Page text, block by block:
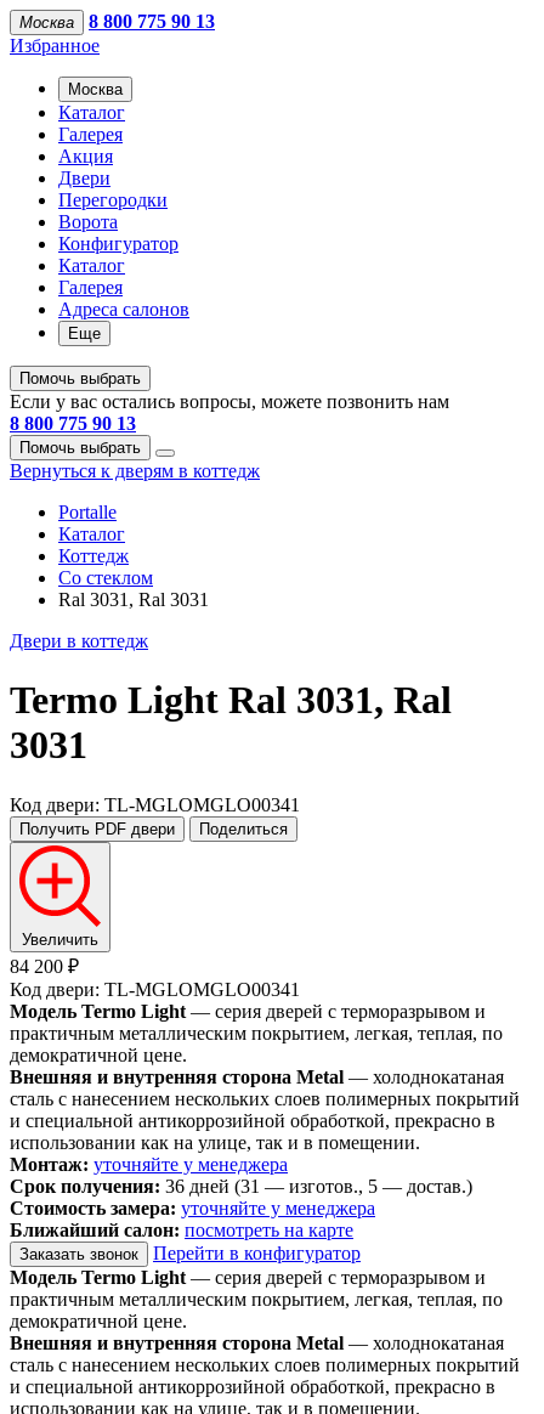
Москва
8 800 775 90 13
Избранное
Москва
Каталог
Галерея
Акция
Двери
Перегородки
Ворота
Конфигуратор
Каталог
Галерея
Адреса салонов
Еще
Помочь выбрать
Если у вас остались вопросы, можете позвонить нам
8 800 775 90 13
Помочь выбрать
Вернуться к дверям в коттедж
Portalle
Каталог
Коттедж
Со стеклом
Ral 3031, Ral 3031
Двери в коттедж
Termo Light Ral 3031, Ral
3031
Код двери: TL-MGLOMGLO00341
Получить PDF двери Поделиться
Увеличить
84 200 ₽
Код двери: TL-MGLOMGLO00341
Модель Termo Light — серия дверей с терморазрывом и
практичным металлическим покрытием, легкая, теплая, по
демократичной цене.
Внешняя и внутренняя сторона Metal — холоднокатаная
сталь с нанесением нескольких слоев полимерных покрытий
и специальной антикоррозийной обработкой, прекрасно в
использовании как на улице, так и в помещении.
Монтаж: уточняйте у менеджера
Срок получения: 36 дней (31 — изготов., 5 — достав.)
Стоимость замера: уточняйте у менеджера
Ближайший салон: посмотреть на карте
Заказать звонок
Перейти в конфигуратор
Модель Termo Light — серия дверей с терморазрывом и
практичным металлическим покрытием, легкая, теплая, по
демократичной цене.
Внешняя и внутренняя сторона Metal — холоднокатаная
сталь с нанесением нескольких слоев полимерных покрытий
и специальной антикоррозийной обработкой, прекрасно в
использовании как на улице, так и в помещении.